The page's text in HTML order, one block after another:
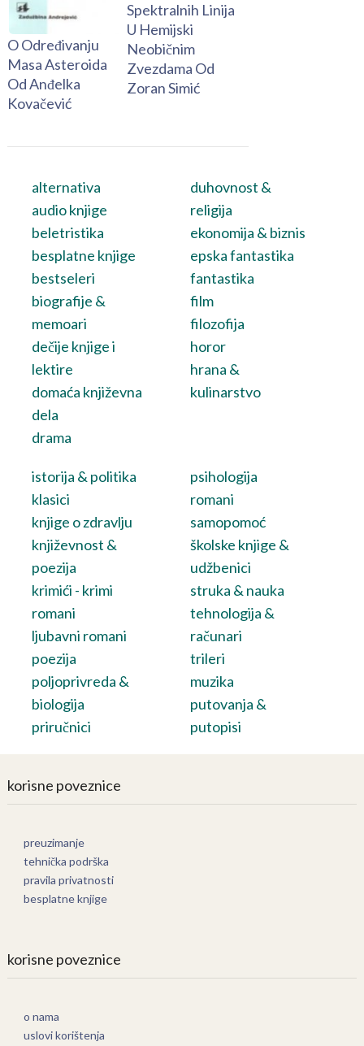
O Određivanju
Masa Asteroida
Od Anđelka
Kovačević
Spektralnih Linija
U Hemijski
Neobičnim
Zvezdama Od
Zoran Simić
alternativa
audio knjige
beletristika
besplatne knjige
bestseleri
biografije &
memoari
dečije knjige i
lektire
domaća književna
dela
drama
duhovnost &
religija
ekonomija & biznis
epska fantastika
fantastika
film
filozofija
horor
hrana &
kulinarstvo
istorija & politika
klasici
knjige o zdravlju
književnost &
poezija
krimići - krimi
romani
ljubavni romani
poezija
poljoprivreda &
biologija
priručnici
psihologija
romani
samopomoć
školske knjige &
udžbenici
struka & nauka
tehnologija &
računari
trileri
muzika
putovanja &
putopisi
korisne poveznice
preuzimanje
tehnička podrška
pravila privatnosti
besplatne knjige
korisne poveznice
o nama
uslovi korištenja